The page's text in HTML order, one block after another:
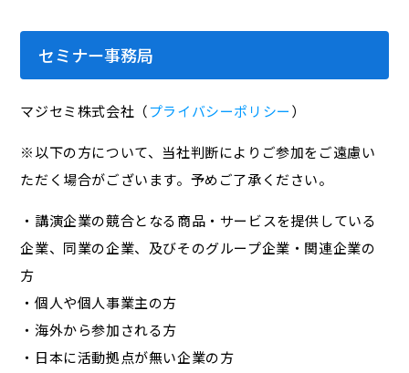
セミナー事務局
マジセミ株式会社（プライバシーポリシー）
※以下の方について、当社判断によりご参加をご遠慮い
ただく場合がございます。予めご了承ください。
・講演企業の競合となる商品・サービスを提供している
企業、同業の企業、及びそのグループ企業・関連企業の
方
・個人や個人事業主の方
・海外から参加される方
・日本に活動拠点が無い企業の方